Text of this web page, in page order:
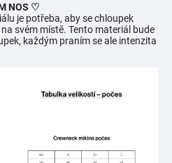
NOS ♡
je potřeba, aby se chloupek
svém místě. Tento materiál bude
každým praním se ale intenzita